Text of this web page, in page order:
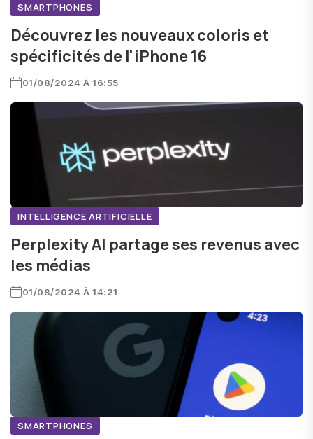
SMARTPHONES
Découvrez les nouveaux coloris et
spécificités de l'iPhone 16
01/08/2024 À 16:55
INTELLIGENCE ARTIFICIELLE
Perplexity AI partage ses revenus avec
les médias
01/08/2024 À 14:21
SMARTPHONES